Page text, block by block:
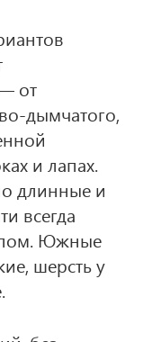
от
дымчатого,
и лапах.
длинные и
всегда
Южные
шерсть у